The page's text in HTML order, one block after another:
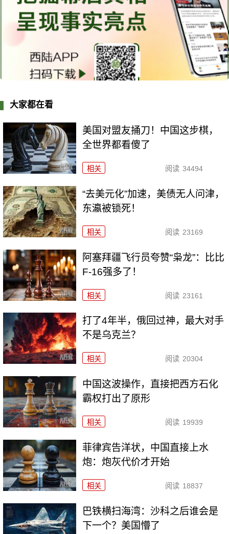
大家都在看
美国对盟友捅刀！中国这步棋，
全世界都看傻了
相关 阅读 34494
“去美元化”加速，美债无人问津，
东瀛被锁死！
相关 阅读 23169
阿塞拜疆飞行员夸赞“枭龙”：比比
F-16强多了！
相关 阅读 23161
打了4年半，俄回过神，最大对手
不是乌克兰？
相关 阅读 20304
中国这波操作，直接把西方石化
霸权打出了原形
相关 阅读 19939
菲律宾告洋状，中国直接上水
炮：炮灰代价才开始
相关 阅读 18837
巴铁横扫海湾：沙科之后谁会是
下一个？美国懵了